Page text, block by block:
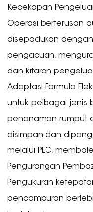
Kecekapan
Operasi berterusan
disepadukan
pengacuan,
dan kitaran
Adaptasi Formula
untuk pelbagai jenis
penanaman rumput
disimpan dan
melalui PLC,
Pengurangan
Pengukuran
pencampuran